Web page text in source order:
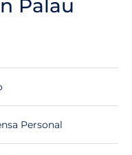
Palau
Personal